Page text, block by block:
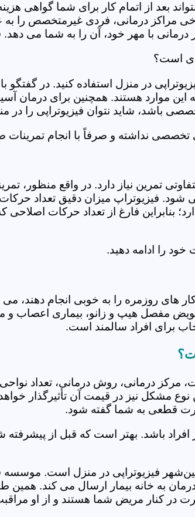
بعد از اتمام کار برای شما گواهی
درمانی، فردی غیرمتخصص را به
با مهر خود، آن را به شما می دهد.
است؟
در منزل استفاده کنید. در گفتگو
موارد هستند. همچنین برای درمان
باشد، شاید نتوان فیزیوتراپی را در
نداشته و صرفاً با انجام
تمرین نیاز دارد. در واقع
فیزیوتراپ میزان دقیق تعداد
فارغ از تعداد حرکات اصلاحی که
خود را ادامه دهید.
روزمره را به خوبی انجام دهند، می
مفصل هیپ و زانو، بیماری اعصاب و
برای افراد سالمند است.
مرکز درمانی، روش درمانی، تعداد
مشکل نیز در قیمت آن تأثیرگذار
قطعی به شما گفته شود.
افراد باشد. بهتر است که قبل از
فیزیوتراپی در منزل است. موسسه
به خانه بیمار ارسال می کند.
در کنار مریض شما هستند و از او